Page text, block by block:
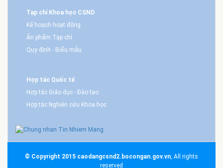
Tạp chí Khoa học CSND
Kế hoạch hoạt động
Ấn phẩm Tạp chí
Quy định - Biểu mẫu
Hợp tác Quốc tế
Hợp tác Giáo dục - Đào tạo
Hợp tác Nghiên cứu Khoa học
© Copyright 2015 caodangcsnd2.bocongan.gov.vn , All rights
reserved